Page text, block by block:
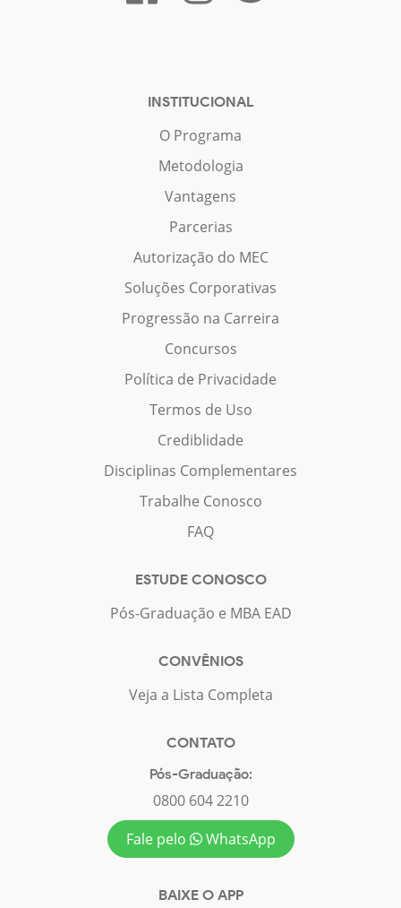
INSTITUCIONAL
O Programa
Metodologia
Vantagens
Parcerias
Autorização do MEC
Soluções Corporativas
Progressão na Carreira
Concursos
Política de Privacidade
Termos de Uso
Crediblidade
Disciplinas Complementares
Trabalhe Conosco
FAQ
ESTUDE CONOSCO
Pós-Graduação e MBA EAD
CONVÊNIOS
Veja a Lista Completa
CONTATO
Pós-Graduação:
0800 604 2210
Fale pelo
WhatsApp
BAIXE O APP